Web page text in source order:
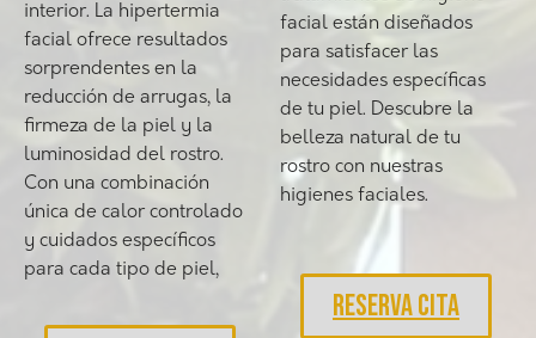
interior. La hipertermia
facial ofrece resultados
sorprendentes en la
reducción de arrugas, la
firmeza de la piel y la
luminosidad del rostro.
Con una combinación
única de calor controlado
y cuidados específicos
para cada tipo de piel,
facial están diseñados
para satisfacer las
necesidades específicas
de tu piel. Descubre la
belleza natural de tu
rostro con nuestras
higienes faciales.
RESERVA CITA